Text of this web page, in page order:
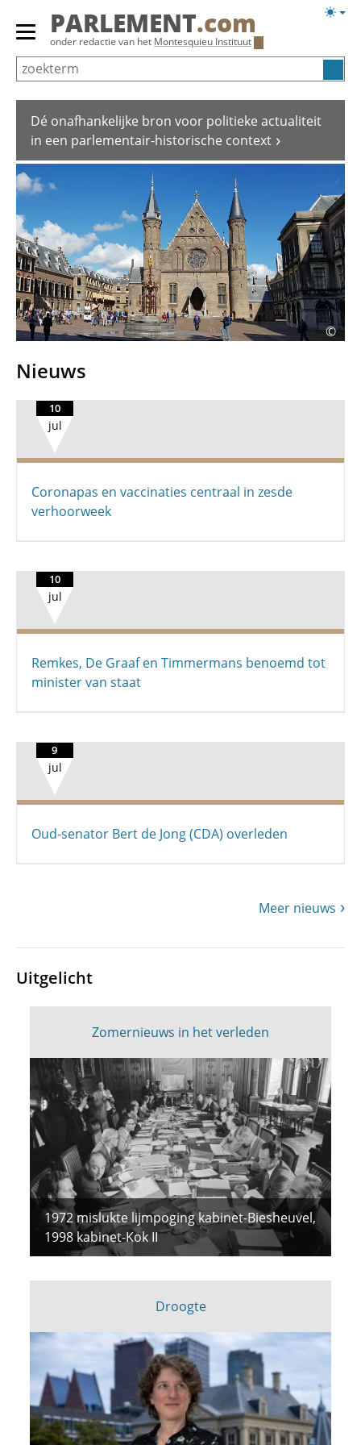
inhoud
Primair
menu
tonen/verbergen
PARLEMENT.com
onder redactie van het Montesquieu Instituut
Dé onafhankelijke bron voor politieke actualiteit
in een parlementair-historische context
©
Uitgelicht
Zomernieuws in het verleden
1972 mislukte lijmpoging kabinet-Biesheuvel,
1998 kabinet-Kok II
Droogte
Nieuws
10
jul
Coronapas en vaccinaties centraal in zesde
verhoorweek
10
jul
Remkes, De Graaf en Timmermans benoemd tot
minister van staat
9
jul
Oud-senator Bert de Jong (CDA) overleden
Meer nieuws